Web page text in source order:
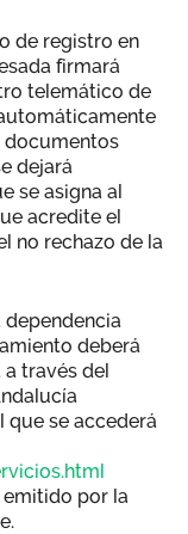
de registro en
firmará
telemático de
documentos
dejará
se asigna al
acredite el
no rechazo de la
deberá
través del
que se accederá
por la